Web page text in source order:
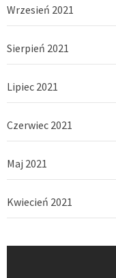
Wrzesień 2021
Sierpień 2021
Lipiec 2021
Czerwiec 2021
Maj 2021
Kwiecień 2021